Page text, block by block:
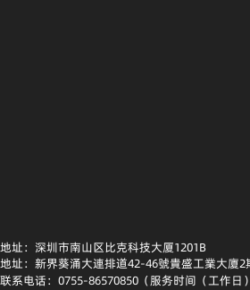
地址：深圳市南山区比克科技大厦1201B
地址：新界葵涌大連排道42-46號貴盛工業大廈2
联系电话：0755-86570850（服务时间（工作日